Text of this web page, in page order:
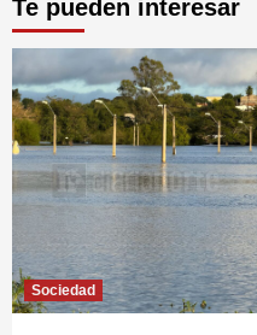
Te pueden interesar
Sociedad